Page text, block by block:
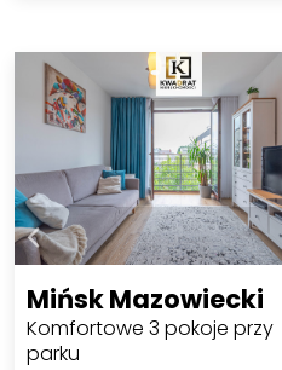
Mińsk Mazowiecki
Komfortowe 3 pokoje przy
parku